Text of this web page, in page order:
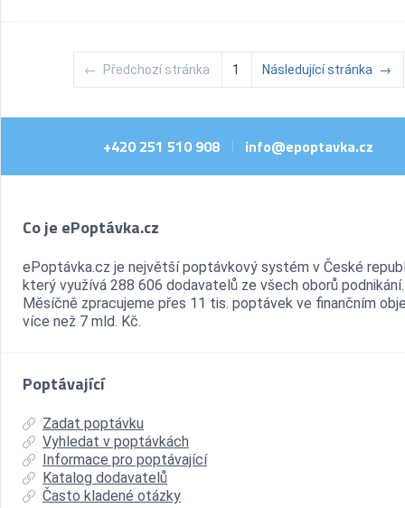
← Předchozí stránka 1 Následující stránka →
+420 251 510 908 | info@epoptavka.cz
Co je ePoptávka.cz
ePoptávka.cz je největší poptávkový systém v České
který využívá 288 606 dodavatelů ze všech oborů podnikání.
Měsíčně zpracujeme přes 11 tis. poptávek ve finančním
více než 7 mld. Kč.
Poptávající
Zadat poptávku
Vyhledat v poptávkách
Informace pro poptávající
Katalog dodavatelů
Často kladené otázky